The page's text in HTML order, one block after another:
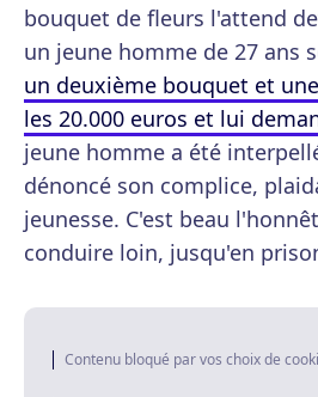
bouquet de fleurs l'attend
un jeune homme de 27 ans
un deuxième bouquet et
les 20.000 euros et lui
jeune homme a été
dénoncé son complice,
jeunesse. C'est beau
conduire loin, jusqu'en
Contenu bloqué par vos choix de